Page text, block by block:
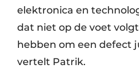
elektronica en
dat niet op de voet
hebben om een defect
vertelt Patrik.